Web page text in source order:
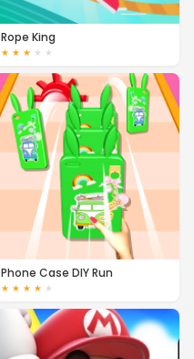
Rope King
★ ★ ★ ★ ★
Phone Case DIY Run
★ ★ ★ ★ ★